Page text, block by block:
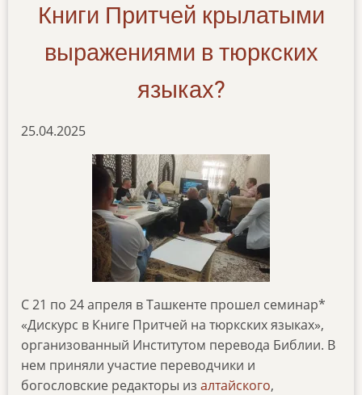
Книги Притчей крылатыми
выражениями в тюркских
языках?
25.04.2025
С 21 по 24 апреля в Ташкенте прошел семинар*
«Дискурс в Книге Притчей на тюркских языках»,
организованный Институтом перевода Библии. В
нем приняли участие переводчики и
богословские редакторы из алтайского,